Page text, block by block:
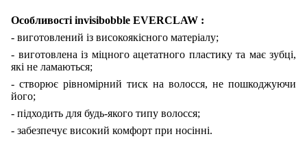
Особливості invisibobble EVERCLAW :
- виготовлений із високоякісного матеріалу;
- виготовлена із міцного ацетатного пластику та має зубці,
які не ламаються;
- створює рівномірний тиск на волосся, не пошкоджуючи
його;
- підходить для будь-якого типу волосся;
- забезпечує високий комфорт при носінні.